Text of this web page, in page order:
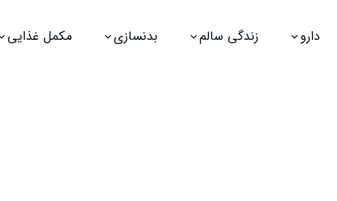
دارو زندگی سالم بدنسازی مکمل غذایی